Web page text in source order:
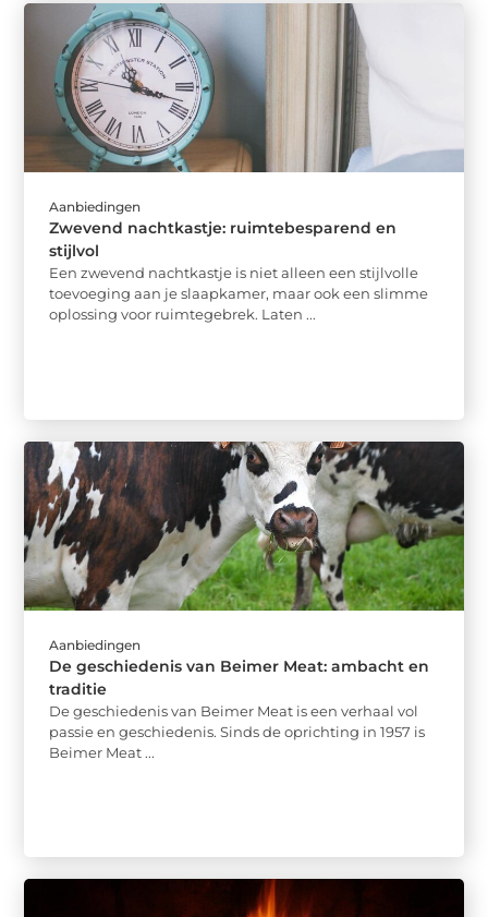
Aanbiedingen
Zwevend nachtkastje: ruimtebesparend en
stijlvol
Een zwevend nachtkastje is niet alleen een stijlvolle
toevoeging aan je slaapkamer, maar ook een slimme
oplossing voor ruimtegebrek. Laten ...
Aanbiedingen
De geschiedenis van Beimer Meat: ambacht en
traditie
De geschiedenis van Beimer Meat is een verhaal vol
passie en geschiedenis. Sinds de oprichting in 1957 is
Beimer Meat ...